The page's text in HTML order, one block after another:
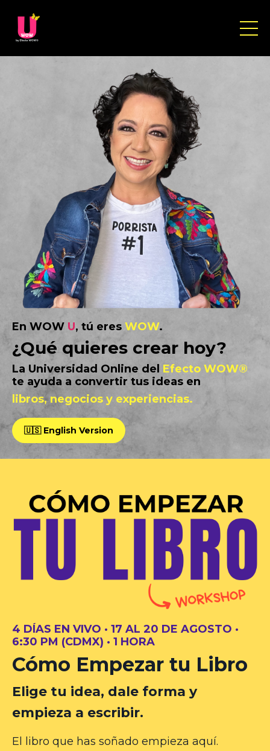
En WOW U, tú eres WOW.
¿Qué quieres crear hoy?
La Universidad Online del Efecto WOW®
te ayuda a convertir tus ideas en
libros, negocios y experiencias.
🇺🇸 English Version
4 DÍAS EN VIVO · 17 AL 20 DE AGOSTO ·
6:30 PM (CDMX) · 1 HORA
Cómo Empezar tu Libro
Elige tu idea, dale forma y
empieza a escribir.
El libro que has soñado empieza aquí.